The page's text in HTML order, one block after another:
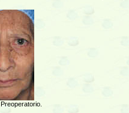
Preoperatorio.